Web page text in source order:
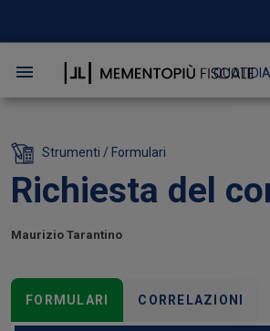
Strumenti / Formulari
Richiesta del
Maurizio Tarantino
FORMULARI CORRELAZIONI